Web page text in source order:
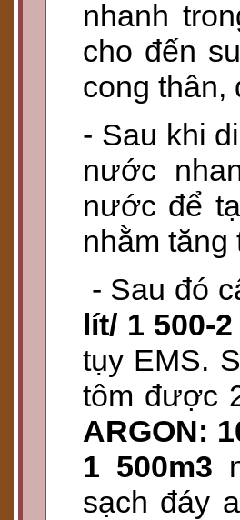
nhanh
cho đến
cong
- Sau khi
nước
nước để
nhằm
- Sau đó
lít/ 1 500-
tụy EMS.
tôm được
ARGON:
1 500m3
sạch đáy